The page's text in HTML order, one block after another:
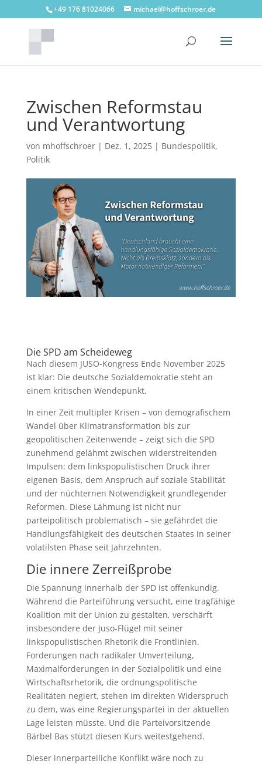
+49 176 81024066 michael@hoffschroer.de
Zwischen Reformstau
und Verantwortung
von mhoffschroer| Dez. 1, 2025| Bundespolitik,
Politik
Die SPD am Scheideweg
Nach diesem JUSO-Kongress Ende November 2025
ist klar: Die deutsche Sozialdemokratie steht an
einem kritischen Wendepunkt.
In einer Zeit multipler Krisen – von demografischem
Wandel über Klimatransformation bis zur
geopolitischen Zeitenwende – zeigt sich die SPD
zunehmend gelähmt zwischen widerstreitenden
Impulsen: dem linkspopulistischen Druck ihrer
eigenen Basis, dem Anspruch auf soziale Stabilität
und der nüchternen Notwendigkeit grundlegender
Reformen. Diese Lähmung ist nicht nur
parteipolitisch problematisch – sie gefährdet die
Handlungsfähigkeit des deutschen Staates in seiner
volatilsten Phase seit Jahrzehnten.
Die innere Zerreißprobe
Die Spannung innerhalb der SPD ist offenkundig.
Während die Parteiführung versucht, eine tragfähige
Koalition mit der Union zu gestalten, verschärft
insbesondere der Juso-Flügel mit seiner
linkspopulistischen Rhetorik die Frontlinien.
Forderungen nach radikaler Umverteilung,
Maximalforderungen in der Sozialpolitik und eine
Wirtschaftsrhetorik, die ordnungspolitische
Realitäten negiert, stehen im direkten Widerspruch
zu dem, was eine Regierungspartei in der aktuellen
Lage leisten müsste. Und die Parteivorsitzende
Bärbel Bas stützt diesen Kurs weitestgehend.
Dieser innerparteiliche Konflikt wäre noch zu